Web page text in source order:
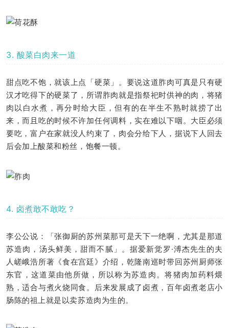
3. 酸菜白肉来一道
甜点吃不饱，就该上点「硬菜」。要说这道胙肉可真是只有硬
汉才吃得下的硬菜了，所谓胙肉就是指祭祀时供神的肉，将猪
肉以白水煮，再分时给大臣，但有的在半生不熟时就捞了出
来，而且吃的时候不许加任何调料，实在难以下咽。大臣必须
要吃，富户在家就没人约束了，肉会分给下人，据说下人回去
后会加上酸菜和粉丝，饱餐一顿。
4. 卤煮敢不敢吃？
李公公说：「张御厨的苏州菜那可是天下一绝啊，尤其是那道
苏造肉，汤头鲜美，甜而不腻」。据爱新觉罗·溥杰先生的夫
人嵯峨浩所著《食在宫廷》介绍，乾隆南巡时带回苏州厨师张
东官，这道菜由他所做，所以称为苏造肉。将猪肉加药料煨
熟，适合与煮火烧同食。后来发展成了卤煮，百年卤煮老店小
肠陈的祖上就是以卖苏造肉为生的。